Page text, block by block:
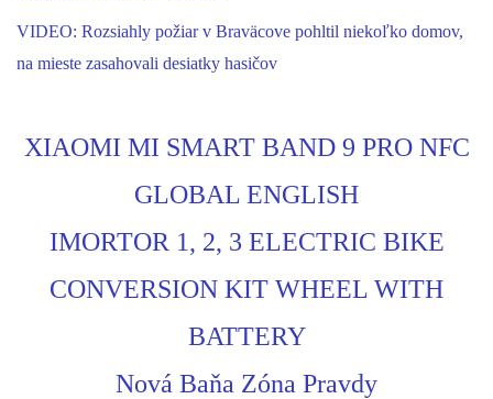
VIDEO: Rozsiahly požiar v Braväcove pohltil niekoľko domov,
na mieste zasahovali desiatky hasičov
XIAOMI MI SMART BAND 9 PRO NFC
GLOBAL ENGLISH
IMORTOR 1, 2, 3 ELECTRIC BIKE
CONVERSION KIT WHEEL WITH
BATTERY
Nová Baňa Zóna Pravdy